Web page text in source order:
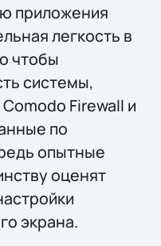
приложения
легкость в
чтобы
системы,
Firewall и
по
опытные
оценят
экрана.